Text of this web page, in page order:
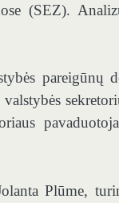
(SEZ).
pareigūnų
Plūme,